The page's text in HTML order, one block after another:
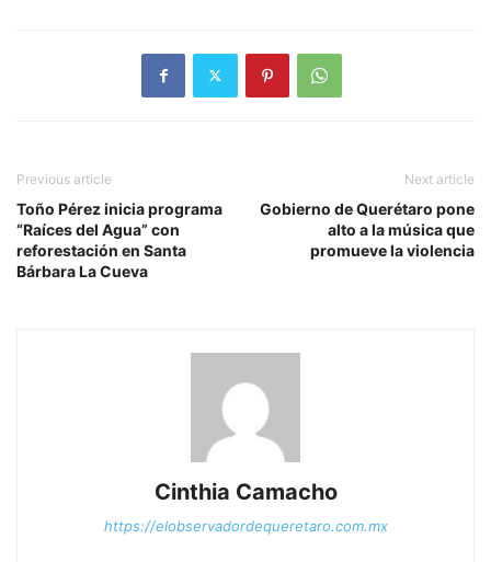
Previous article
Toño Pérez inicia programa
“Raíces del Agua” con
reforestación en Santa
Bárbara La Cueva
Next article
Gobierno de Querétaro pone
alto a la música que
promueve la violencia
Cinthia Camacho
https://elobservadordequeretaro.com.mx